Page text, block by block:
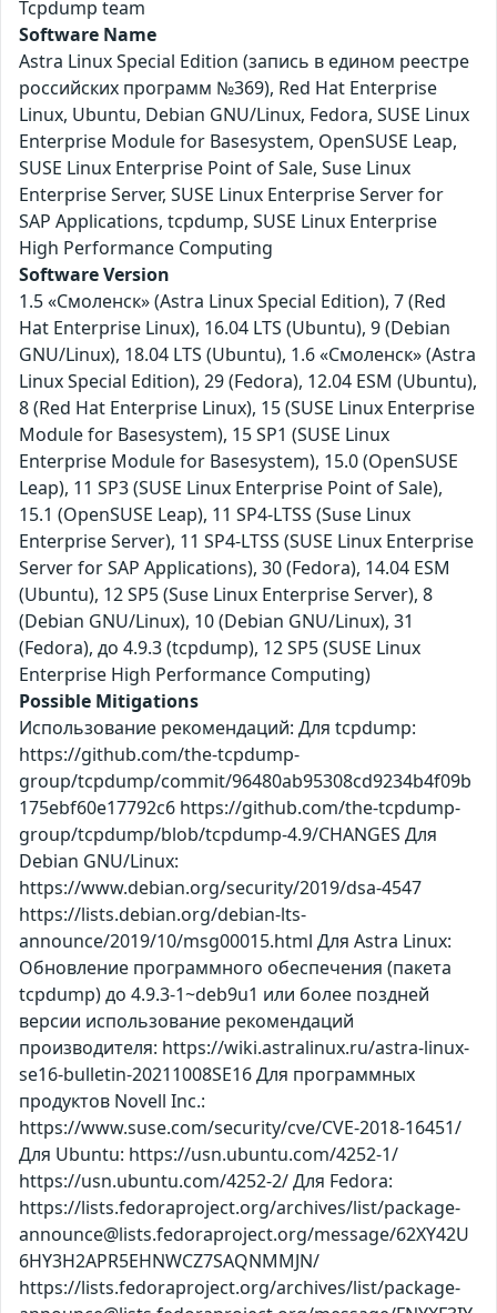
Tcpdump team
Software Name
Astra Linux Special Edition (запись в едином реестре
российских программ №369), Red Hat Enterprise
Linux, Ubuntu, Debian GNU/Linux, Fedora, SUSE Linux
Enterprise Module for Basesystem, OpenSUSE Leap,
SUSE Linux Enterprise Point of Sale, Suse Linux
Enterprise Server, SUSE Linux Enterprise Server for
SAP Applications, tcpdump, SUSE Linux Enterprise
High Performance Computing
Software Version
1.5 «Смоленск» (Astra Linux Special Edition), 7 (Red
Hat Enterprise Linux), 16.04 LTS (Ubuntu), 9 (Debian
GNU/Linux), 18.04 LTS (Ubuntu), 1.6 «Смоленск» (Astra
Linux Special Edition), 29 (Fedora), 12.04 ESM (Ubuntu),
8 (Red Hat Enterprise Linux), 15 (SUSE Linux Enterprise
Module for Basesystem), 15 SP1 (SUSE Linux
Enterprise Module for Basesystem), 15.0 (OpenSUSE
Leap), 11 SP3 (SUSE Linux Enterprise Point of Sale),
15.1 (OpenSUSE Leap), 11 SP4-LTSS (Suse Linux
Enterprise Server), 11 SP4-LTSS (SUSE Linux Enterprise
Server for SAP Applications), 30 (Fedora), 14.04 ESM
(Ubuntu), 12 SP5 (Suse Linux Enterprise Server), 8
(Debian GNU/Linux), 10 (Debian GNU/Linux), 31
(Fedora), до 4.9.3 (tcpdump), 12 SP5 (SUSE Linux
Enterprise High Performance Computing)
Possible Mitigations
Использование рекомендаций: Для tcpdump:
https://github.com/the-tcpdump-
group/tcpdump/commit/96480ab95308cd9234b4f09b
175ebf60e17792c6 https://github.com/the-tcpdump-
group/tcpdump/blob/tcpdump-4.9/CHANGES Для
Debian GNU/Linux:
https://www.debian.org/security/2019/dsa-4547
https://lists.debian.org/debian-lts-
announce/2019/10/msg00015.html Для Astra Linux:
Обновление программного обеспечения (пакета
tcpdump) до 4.9.3-1~deb9u1 или более поздней
версии использование рекомендаций
производителя: https://wiki.astralinux.ru/astra-linux-
se16-bulletin-20211008SE16 Для программных
продуктов Novell Inc.:
https://www.suse.com/security/cve/CVE-2018-16451/
Для Ubuntu: https://usn.ubuntu.com/4252-1/
https://usn.ubuntu.com/4252-2/ Для Fedora:
https://lists.fedoraproject.org/archives/list/package-
announce@lists.fedoraproject.org/message/62XY42U
6HY3H2APR5EHNWCZ7SAQNMMJN/
https://lists.fedoraproject.org/archives/list/package-